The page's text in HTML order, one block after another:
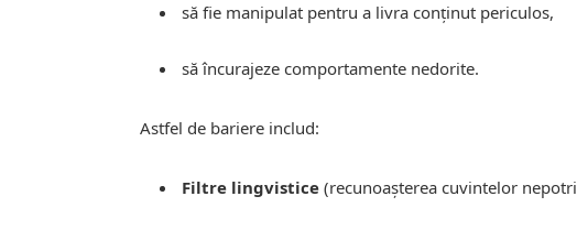
să fie manipulat pentru a livra conținut periculos,
să încurajeze comportamente nedorite.
Astfel de bariere includ:
Filtre lingvistice (recunoașterea cuvintelor